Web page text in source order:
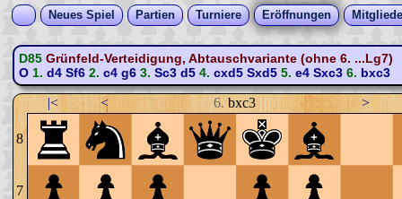
Neues Spiel Partien Turniere Eröffnungen
D85 Grünfeld-Verteidigung, Abtauschvariante (ohne 6. ...Lg7)
O1. d4 Sf62. c4 g63. Sc3 d54. cxd5 Sxd55. e4 Sxc36. bxc3
|< < 6. bxc3 >
8
7